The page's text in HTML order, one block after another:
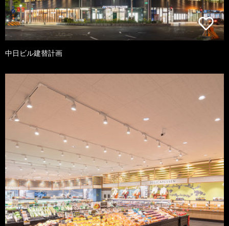
中日ビル建替計画